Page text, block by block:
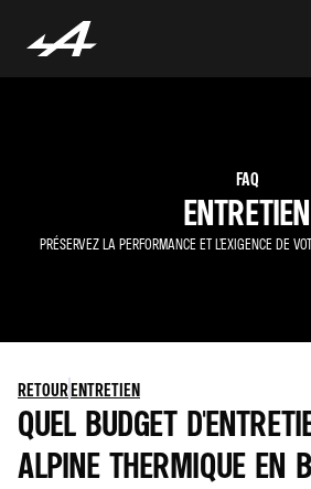
FAQ
ENTRETIEN
PRÉSERVEZ LA PERFORMANCE ET L’EXIGENCE DE
RETOURENTRETIEN
QUEL BUDGET
ALPINE THERMIQUE EN